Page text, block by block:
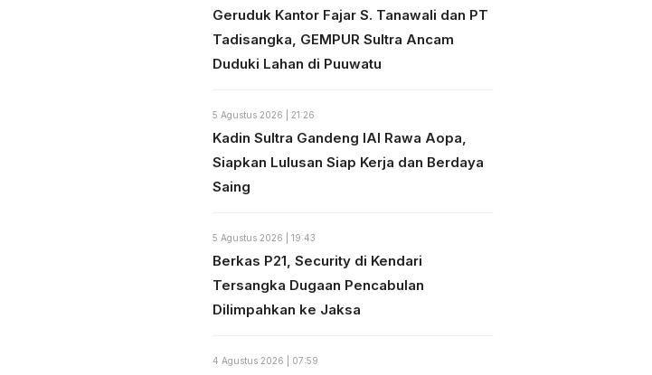
Geruduk Kantor Fajar S. Tanawali dan PT
Tadisangka, GEMPUR Sultra Ancam
Duduki Lahan di Puuwatu
5 Agustus 2026 | 21:26
Kadin Sultra Gandeng IAI Rawa Aopa,
Siapkan Lulusan Siap Kerja dan Berdaya
Saing
5 Agustus 2026 | 19:43
Berkas P21, Security di Kendari
Tersangka Dugaan Pencabulan
Dilimpahkan ke Jaksa
4 Agustus 2026 | 07:59